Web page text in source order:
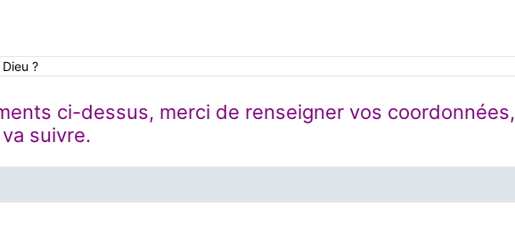
?
ci-dessus, merci de renseigner vos
suivre.